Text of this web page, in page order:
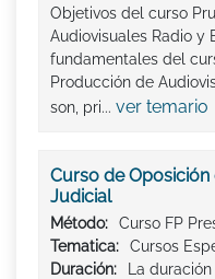
Objetivos del curso
Audiovisuales Radio y
fundamentales del
Producción de
son, pri... ver temario
Curso de
Judicial
Método:
Curso FP
Tematica:
Cursos
Duración:
La